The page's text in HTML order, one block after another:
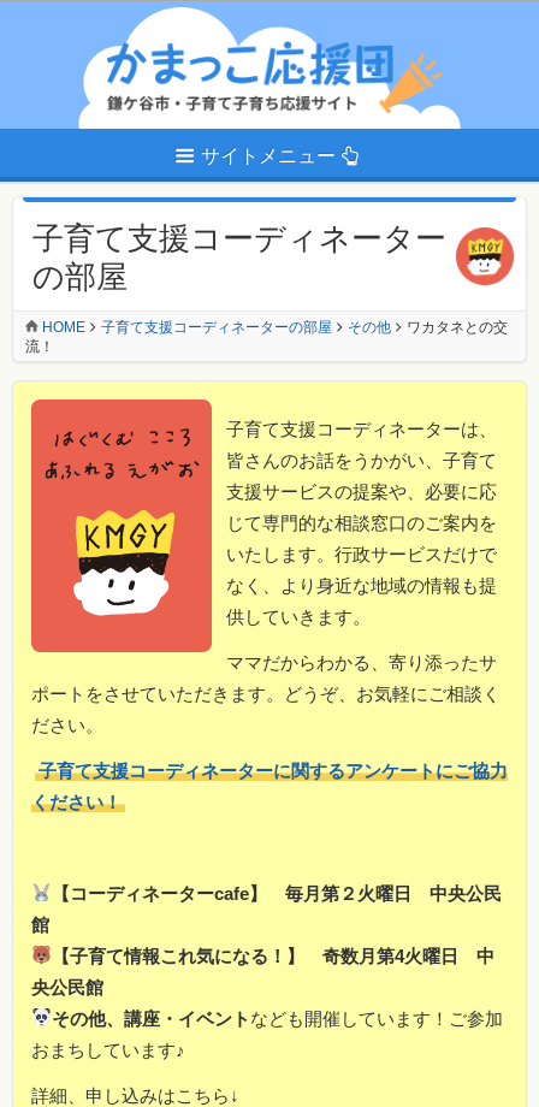
サイトメニュー
子育て支援コーディネーター
の部屋
HOME 子育て支援コーディネーターの部屋 その他
ワカタネとの交
流！
子育て支援コーディネーターは、
皆さんのお話をうかがい、子育て
支援サービスの提案や、必要に応
じて専門的な相談窓口のご案内を
いたします。行政サービスだけで
なく、より身近な地域の情報も提
供していきます。
ママだからわかる、寄り添ったサ
ポートをさせていただきます。どうぞ、お気軽にご相談く
ださい。
子育て支援コーディネーターに関するアンケートにご協力
ください！
【コーディネーターcafe】 毎月第２火曜日 中央公民
館
【子育て情報これ気になる！】 奇数月第4火曜日 中
央公民館
その他、講座・イベント なども開催しています！ご参加
おまちしています♪
詳細、申し込みはこちら↓